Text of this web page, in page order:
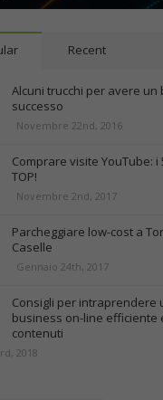
Recent
Alcuni trucchi per avere un
successo
Novembre 22nd, 2016
Comprare visite YouTube: i
TOP!
Novembre 2nd, 2017
Parcheggiare low-cost a
Caselle
Gennaio 24th, 2017
Consigli per intraprendere
business on-line efficiente
contenuti
2018